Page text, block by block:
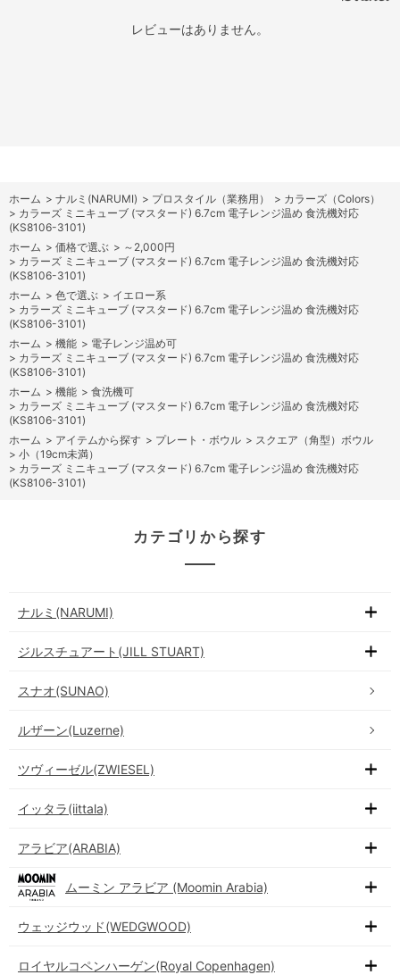
レビューはありません。
ホーム > ナルミ(NARUMI) > プロスタイル（業務用） > カラーズ（Colors）
> カラーズ ミニキューブ (マスタード) 6.7cm 電子レンジ温め 食洗機対応
(KS8106-3101)
ホーム > 価格で選ぶ > ～2,000円
> カラーズ ミニキューブ (マスタード) 6.7cm 電子レンジ温め 食洗機対応
(KS8106-3101)
ホーム > 色で選ぶ > イエロー系
> カラーズ ミニキューブ (マスタード) 6.7cm 電子レンジ温め 食洗機対応
(KS8106-3101)
ホーム > 機能 > 電子レンジ温め可
> カラーズ ミニキューブ (マスタード) 6.7cm 電子レンジ温め 食洗機対応
(KS8106-3101)
ホーム > 機能 > 食洗機可
> カラーズ ミニキューブ (マスタード) 6.7cm 電子レンジ温め 食洗機対応
(KS8106-3101)
ホーム > アイテムから探す > プレート・ボウル > スクエア（角型）ボウル
> 小（19cm未満）
> カラーズ ミニキューブ (マスタード) 6.7cm 電子レンジ温め 食洗機対応
(KS8106-3101)
カテゴリから探す
ナルミ(NARUMI)
ジルスチュアート(JILL STUART)
スナオ(SUNAO)
ルザーン(Luzerne)
ツヴィーゼル(ZWIESEL)
イッタラ(iittala)
アラビア(ARABIA)
ムーミン アラビア (Moomin Arabia)
ウェッジウッド(WEDGWOOD)
ロイヤルコペンハーゲン(Royal Copenhagen)